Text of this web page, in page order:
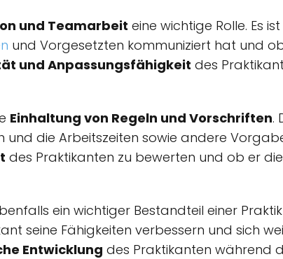
und Teamarbeit eine wichtige Rolle. Es
und Vorgesetzten kommuniziert hat und
und Anpassungsfähigkeit des
Einhaltung von Regeln und Vorschriften.
und die Arbeitszeiten sowie andere
des Praktikanten zu bewerten und ob er
ein wichtiger Bestandteil einer
seine Fähigkeiten verbessern und sich
Entwicklung des Praktikanten während